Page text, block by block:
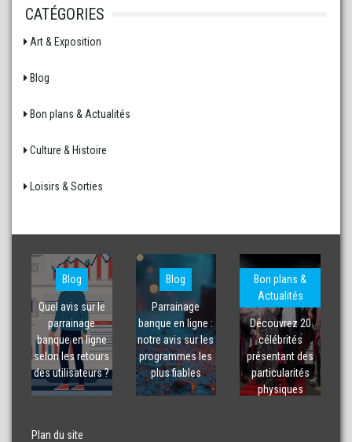
CATÉGORIES
Art & Exposition
Blog
Bon plans & Actualités
Culture & Histoire
Loisirs & Sorties
Blog
Quel avis sur le
parrainage
banque en ligne
selon les retours
des utilisateurs ?
Blog
Parrainage
banque en ligne :
notre avis sur les
programmes les
plus fiables
Bon plans &
Actualités
Découvrez 20
célébrités
présentant des
particularités
physiques
Plan du site